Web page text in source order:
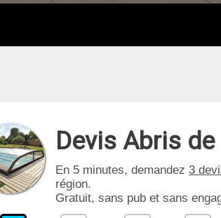
Devis Abris
En 5 minutes, demandez 3
région.
Gratuit, sans pub et sans